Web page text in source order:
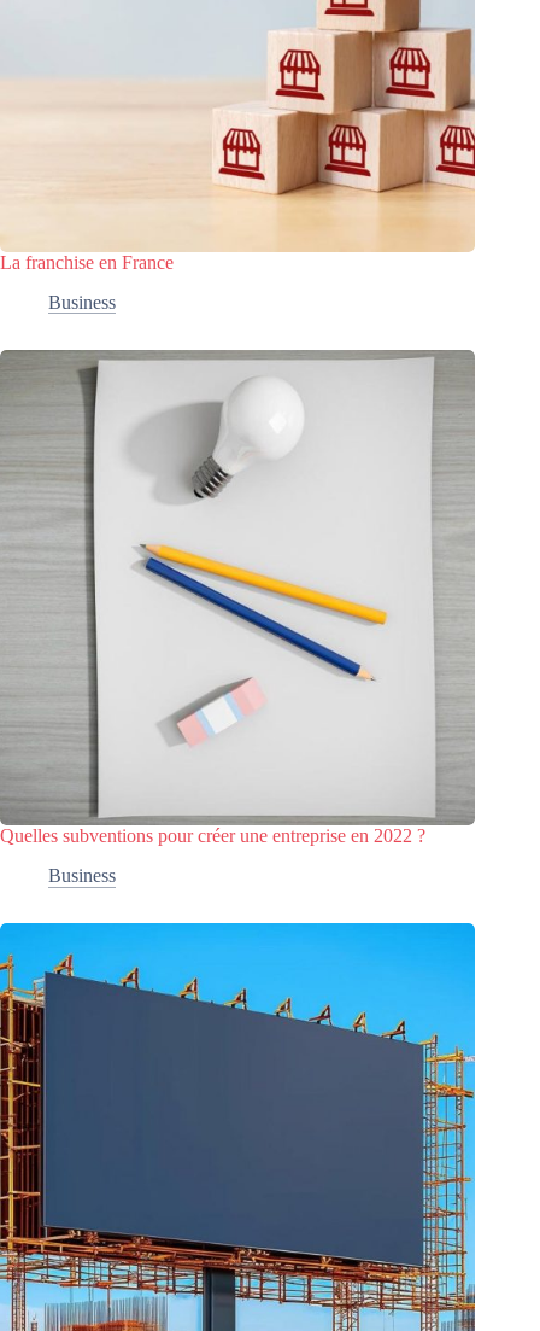
La franchise en France
Business
Quelles subventions pour créer une entreprise en 2022 ?
Business